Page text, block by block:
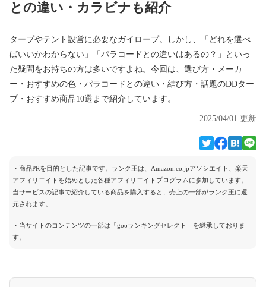
との違い・カラビナも紹介
タープやテント設営に必要なガイロープ。しかし、「どれを選べ
ばいいかわからない」「パラコードとの違いはあるの？」といっ
た疑問をお持ちの方は多いですよね。今回は、選び方・メーカ
ー・おすすめの色・パラコードとの違い・結び方・話題のDDター
プ・おすすめ商品10選まで紹介しています。
2025/04/01 更新
・商品PRを目的とした記事です。ランク王は、Amazon.co.jpアソシエイト、楽天
アフィリエイトを始めとした各種アフィリエイトプログラムに参加しています。
当サービスの記事で紹介している商品を購入すると、売上の一部がランク王に還
元されます。
・当サイトのコンテンツの一部は「gooランキングセレクト」を継承しておりま
す。